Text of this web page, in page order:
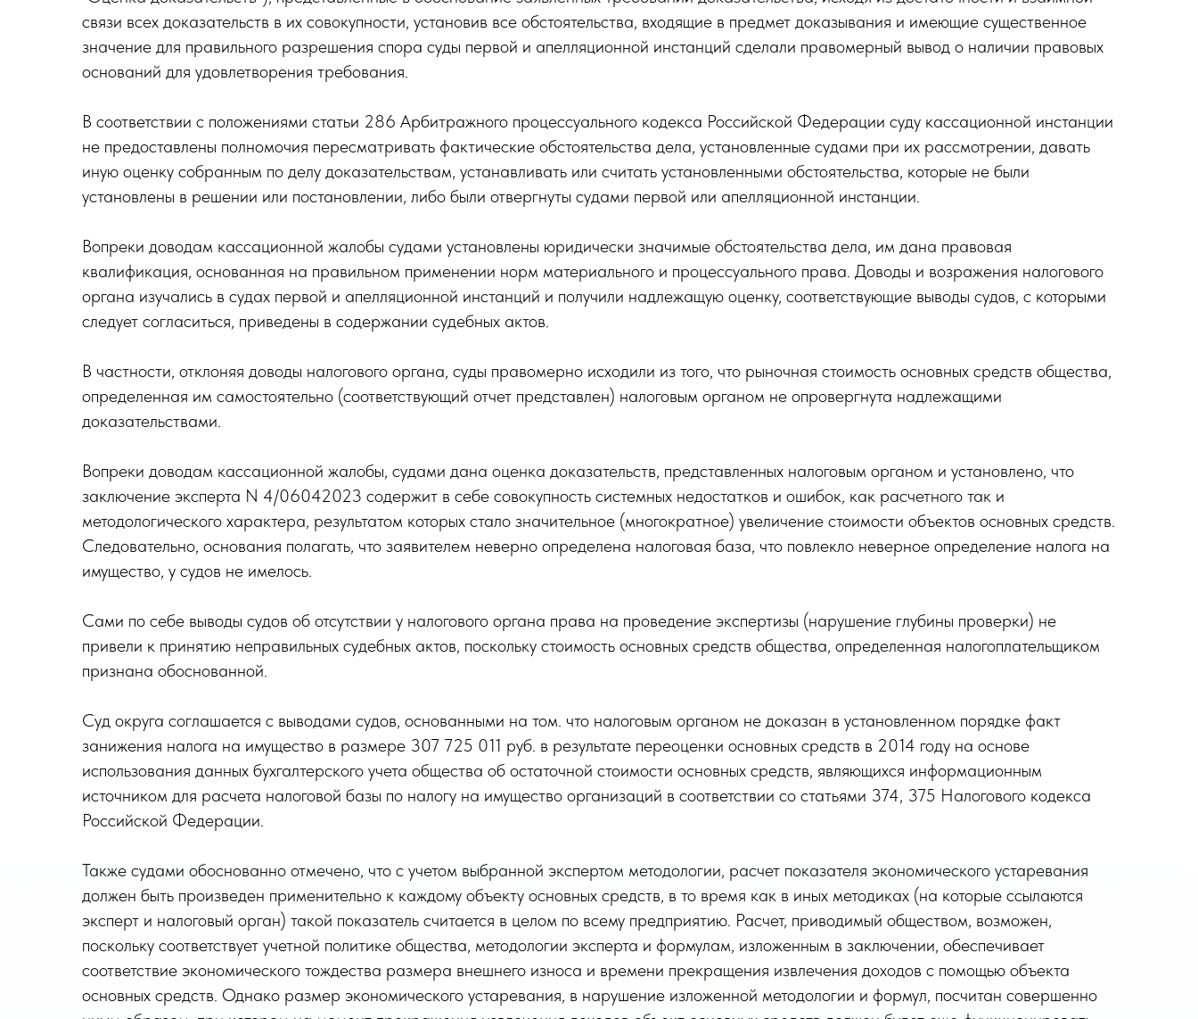
связи всех доказательств в их совокупности, установив все обстоятельства, входящие в предмет доказывания и имеющие существенное
значение для правильного разрешения спора суды первой и апелляционной инстанций сделали правомерный вывод о наличии правовых
оснований для удовлетворения требования.
В соответствии с положениями статьи 286 Арбитражного процессуального кодекса Российской Федерации суду кассационной инстанции
не предоставлены полномочия пересматривать фактические обстоятельства дела, установленные судами при их рассмотрении, давать
иную оценку собранным по делу доказательствам, устанавливать или считать установленными обстоятельства, которые не были
установлены в решении или постановлении, либо были отвергнуты судами первой или апелляционной инстанции.
Вопреки доводам кассационной жалобы судами установлены юридически значимые обстоятельства дела, им дана правовая
квалификация, основанная на правильном применении норм материального и процессуального права. Доводы и возражения налогового
органа изучались в судах первой и апелляционной инстанций и получили надлежащую оценку, соответствующие выводы судов, с которыми
следует согласиться, приведены в содержании судебных актов.
В частности, отклоняя доводы налогового органа, суды правомерно исходили из того, что рыночная стоимость основных средств общества,
определенная им самостоятельно (соответствующий отчет представлен) налоговым органом не опровергнута надлежащими
доказательствами.
Вопреки доводам кассационной жалобы, судами дана оценка доказательств, представленных налоговым органом и установлено, что
заключение эксперта N 4/06042023 содержит в себе совокупность системных недостатков и ошибок, как расчетного так и
методологического характера, результатом которых стало значительное (многократное) увеличение стоимости объектов основных средств.
Следовательно, основания полагать, что заявителем неверно определена налоговая база, что повлекло неверное определение налога на
имущество, у судов не имелось.
Сами по себе выводы судов об отсутствии у налогового органа права на проведение экспертизы (нарушение глубины проверки) не
привели к принятию неправильных судебных актов, поскольку стоимость основных средств общества, определенная налогоплательщиком
признана обоснованной.
Суд округа соглашается с выводами судов, основанными на том. что налоговым органом не доказан в установленном порядке факт
занижения налога на имущество в размере 307 725 011 руб. в результате переоценки основных средств в 2014 году на основе
использования данных бухгалтерского учета общества об остаточной стоимости основных средств, являющихся информационным
источником для расчета налоговой базы по налогу на имущество организаций в соответствии со статьями 374, 375 Налогового кодекса
Российской Федерации.
Также судами обоснованно отмечено, что с учетом выбранной экспертом методологии, расчет показателя экономического устаревания
должен быть произведен применительно к каждому объекту основных средств, в то время как в иных методиках (на которые ссылаются
эксперт и налоговый орган) такой показатель считается в целом по всему предприятию. Расчет, приводимый обществом, возможен,
поскольку соответствует учетной политике общества, методологии эксперта и формулам, изложенным в заключении, обеспечивает
соответствие экономического тождества размера внешнего износа и времени прекращения извлечения доходов с помощью объекта
основных средств. Однако размер экономического устаревания, в нарушение изложенной методологии и формул, посчитан совершенно